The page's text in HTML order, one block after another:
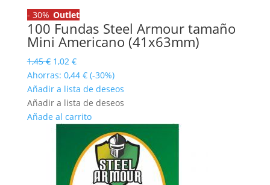
- 30% Outlet
100 Fundas Steel Armour tamaño
Mini Americano (41x63mm)
1,45€ El
precio
original
era:
1,45 €.
1,02 €El
precio
actual
es:
1,02 €.
Ahorras: 0,44 € (-30%)
Añadir a lista de deseos
Añadir a lista de deseos
Añade al carrito